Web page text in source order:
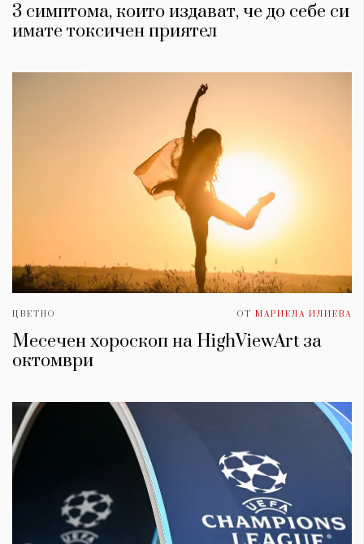
3 симптома, които издават, че до себе си
имате токсичен приятел
ЦВЕТНО ОТ МАРИЕЛА ИЛИЕВА
Месечен хороскоп на HighViewArt за
oктомври